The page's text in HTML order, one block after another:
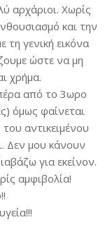
αρχάριοι. Χωρίς
και την
γενική εικόνα
ώστε να μη
χρήμα.
από το 3ωρο
όμως φαίνεται
αντικειμένου
Δεν μου κάνουν
για εκείνον.
αμφιβολία!